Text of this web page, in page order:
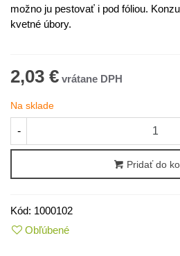
možno ju pestovať i pod fóliou.
kvetné úbory.
2,03 €
Na sklade
-
Pridať do
Kód: 1000102
Obľúbené